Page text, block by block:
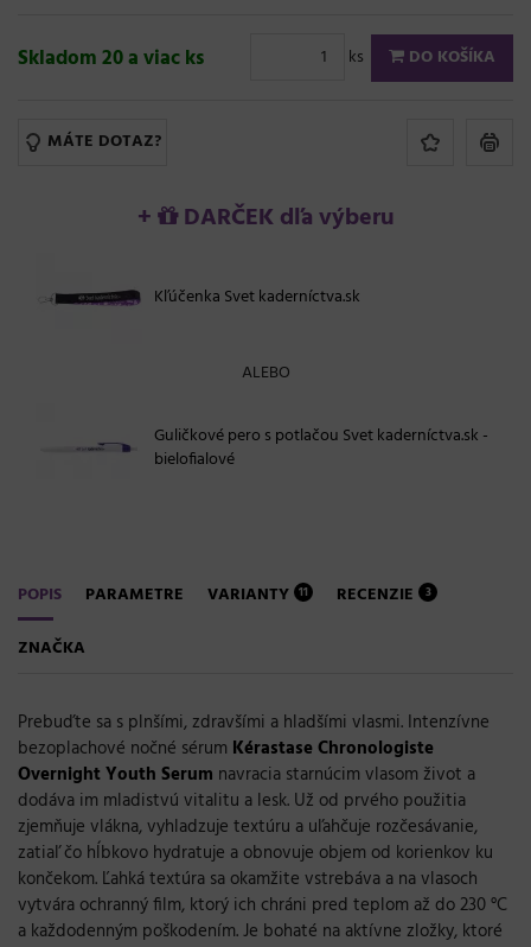
Skladom 20 a viac ks ks DO KOŠÍKA
MÁTE DOTAZ?
+ DARČEK dľa výberu
Kľúčenka Svet kaderníctva.sk
ALEBO
Guličkové pero s potlačou Svet kaderníctva.sk -
bielofialové
POPIS PARAMETRE VARIANTY 11 RECENZIE 3
ZNAČKA
Prebuďte sa s plnšími, zdravšími a hladšími vlasmi. Intenzívne
bezoplachové nočné sérum Kérastase Chronologiste
Overnight Youth Serum navracia starnúcim vlasom život a
dodáva im mladistvú vitalitu a lesk. Už od prvého použitia
zjemňuje vlákna, vyhladzuje textúru a uľahčuje rozčesávanie,
zatiaľ čo hĺbkovo hydratuje a obnovuje objem od korienkov ku
končekom. Ľahká textúra sa okamžite vstrebáva a na vlasoch
vytvára ochranný film, ktorý ich chráni pred teplom až do 230 °C
a každodenným poškodením. Je bohaté na aktívne zložky, ktoré